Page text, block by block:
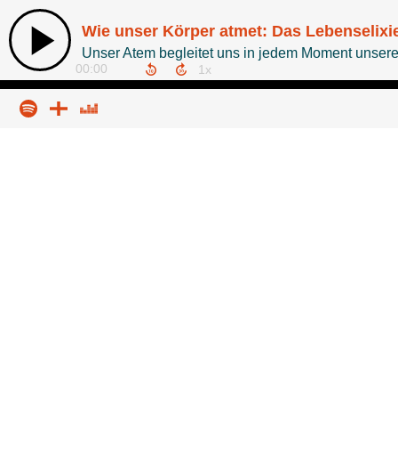
Wie unser Körper atmet: Das
Unser Atem begleitet uns in jedem Moment
00:00